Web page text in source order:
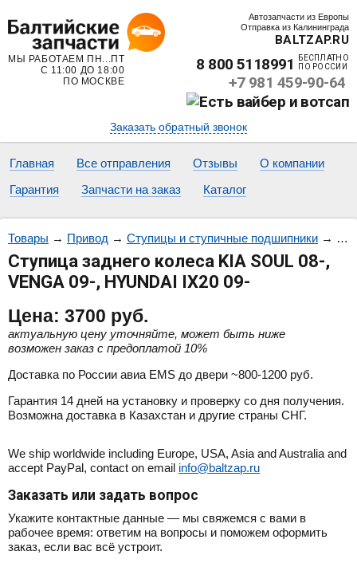
Автозапчасти из Европы
Отправка из Калининграда
BALTZAP.RU
МЫ РАБОТАЕМ ПН...ПТ
С 11:00 ДО 18:00
ПО МОСКВЕ
8 800 5118991
БЕСПЛАТНО
ПО РОССИИ
+7 981 459-90-64
Заказать обратный звонок
Главная Все отправления Отзывы
О компании
Гарантия
Запчасти на заказ Каталог
Товары → Привод → Ступицы и ступичные подшипники →
Ступица заднего колеса KIA SOUL 08-,
VENGA 09-, HYUNDAI IX20 09-
Цена: 3700 руб.
актуальную цену уточняйте, может быть ниже
возможен заказ с предоплатой 10%
Доставка по России авиа EMS до двери ~800-1200 руб.
Гарантия 14 дней на установку и проверку со дня получения.
Возможна доставка в Казахстан и другие страны СНГ.
We ship worldwide including Europe, USA, Asia and Australia and
accept PayPal, contact on email info@baltzap.ru
Заказать или задать вопрос
Укажите контактные данные — мы свяжемся с вами в
рабочее время: ответим на вопросы и поможем оформить
заказ, если вас всё устроит.